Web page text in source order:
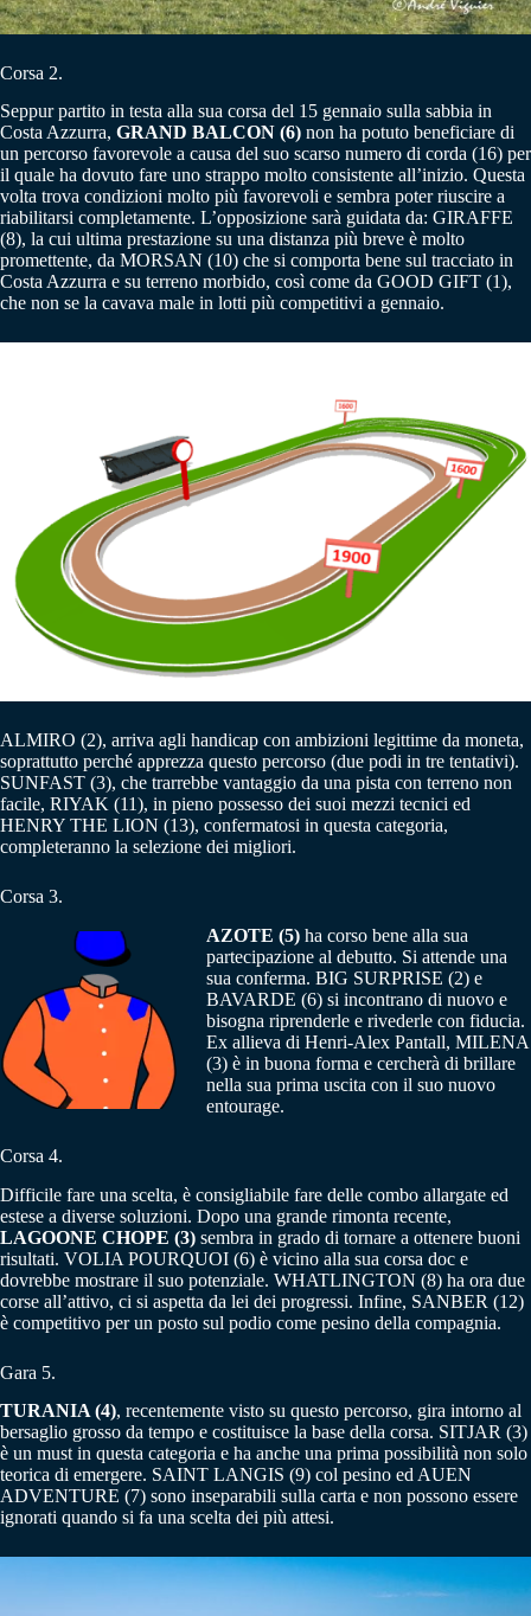
Corsa 2.
Seppur partito in testa alla sua corsa del 15 gennaio sulla sabbia in
Costa Azzurra, GRAND BALCON (6) non ha potuto beneficiare di
un percorso favorevole a causa del suo scarso numero di corda (16) per
il quale ha dovuto fare uno strappo molto consistente all’inizio. Questa
volta trova condizioni molto più favorevoli e sembra poter riuscire a
riabilitarsi completamente. L’opposizione sarà guidata da: GIRAFFE
(8), la cui ultima prestazione su una distanza più breve è molto
promettente, da MORSAN (10) che si comporta bene sul tracciato in
Costa Azzurra e su terreno morbido, così come da GOOD GIFT (1),
che non se la cavava male in lotti più competitivi a gennaio.
ALMIRO (2), arriva agli handicap con ambizioni legittime da moneta,
soprattutto perché apprezza questo percorso (due podi in tre tentativi).
SUNFAST (3), che trarrebbe vantaggio da una pista con terreno non
facile, RIYAK (11), in pieno possesso dei suoi mezzi tecnici ed
HENRY THE LION (13), confermatosi in questa categoria,
completeranno la selezione dei migliori.
Corsa 3.
AZOTE (5) ha corso bene alla sua
partecipazione al debutto. Si attende una
sua conferma. BIG SURPRISE (2) e
BAVARDE (6) si incontrano di nuovo e
bisogna riprenderle e rivederle con fiducia.
Ex allieva di Henri-Alex Pantall, MILENA
(3) è in buona forma e cercherà di brillare
nella sua prima uscita con il suo nuovo
entourage.
Corsa 4.
Difficile fare una scelta, è consigliabile fare delle combo allargate ed
estese a diverse soluzioni. Dopo una grande rimonta recente,
LAGOONE CHOPE (3) sembra in grado di tornare a ottenere buoni
risultati. VOLIA POURQUOI (6) è vicino alla sua corsa doc e
dovrebbe mostrare il suo potenziale. WHATLINGTON (8) ha ora due
corse all’attivo, ci si aspetta da lei dei progressi. Infine, SANBER (12)
è competitivo per un posto sul podio come pesino della compagnia.
Gara 5.
TURANIA (4), recentemente visto su questo percorso, gira intorno al
bersaglio grosso da tempo e costituisce la base della corsa. SITJAR (3)
è un must in questa categoria e ha anche una prima possibilità non solo
teorica di emergere. SAINT LANGIS (9) col pesino ed AUEN
ADVENTURE (7) sono inseparabili sulla carta e non possono essere
ignorati quando si fa una scelta dei più attesi.